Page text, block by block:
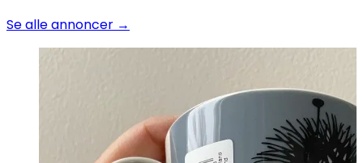
Se alle annoncer →